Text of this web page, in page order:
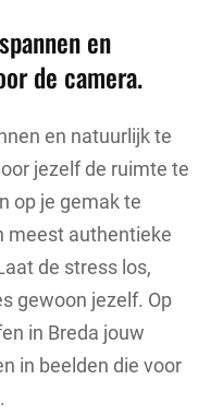
en
de camera.
en natuurlijk te
jezelf de ruimte te
op je gemak te
meest authentieke
de stress los,
gewoon jezelf. Op
in Breda jouw
in beelden die voor